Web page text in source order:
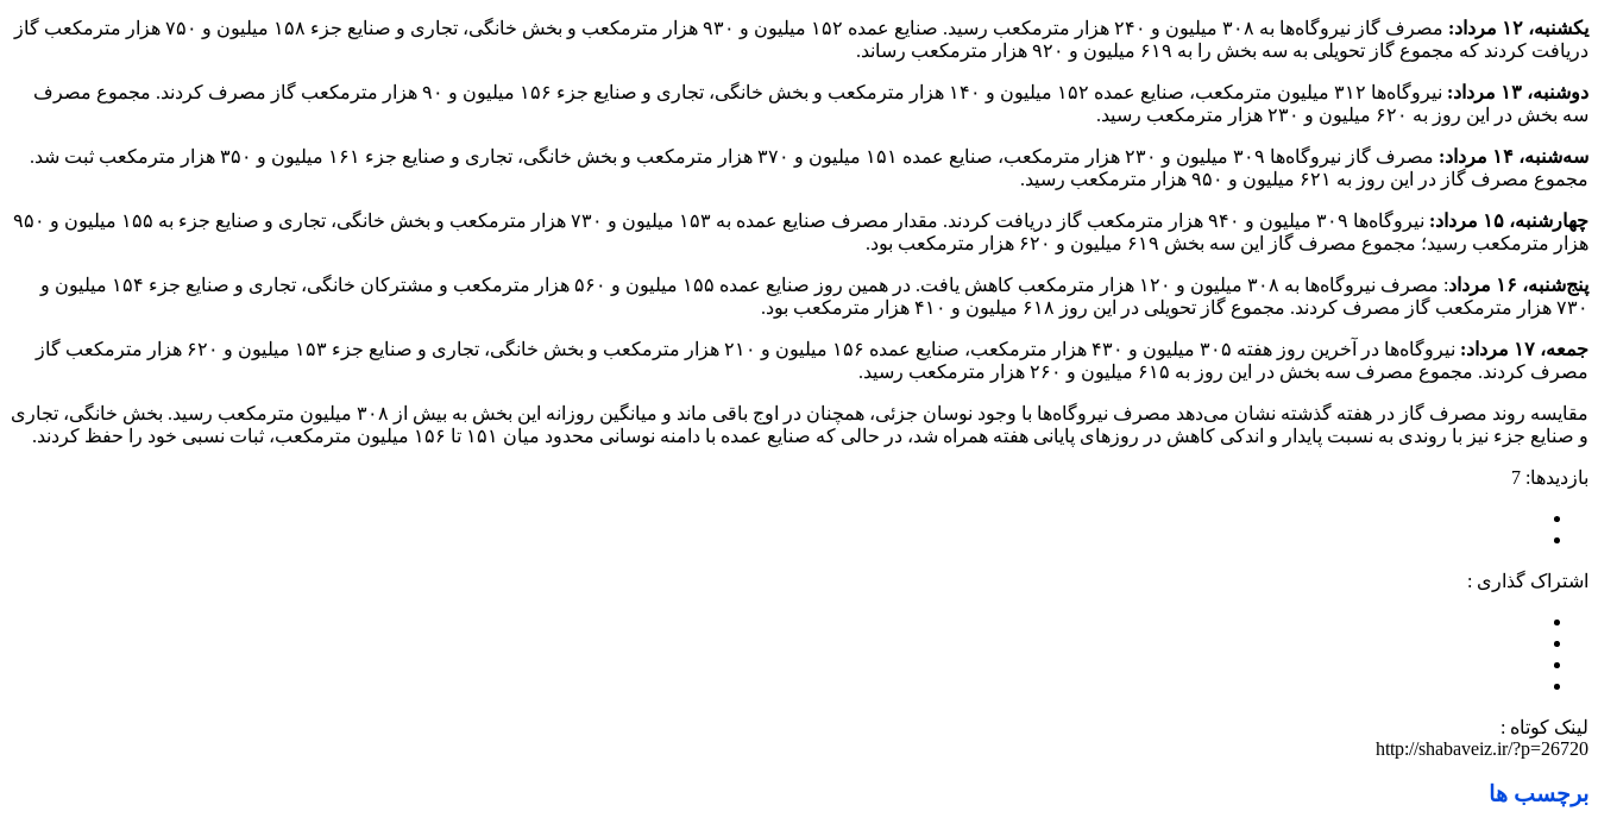
یکشنبه، ۱۲ مرداد:
مصرف گاز نیروگاه‌ها به ۳۰۸ میلیون و ۲۴۰ هزار مترمکعب رسید. صنایع عمده ۱۵۲ میلیون و ۹۳۰ هزار مترمکعب و بخش خانگی، تجاری و صنایع جزء ۱۵۸ میلیون و ۷۵۰ هزار مترمکعب گاز
دریافت کردند که مجموع گاز تحویلی به سه بخش را به ۶۱۹ میلیون و ۹۲۰ هزار مترمکعب رساند.
دوشنبه، ۱۳ مرداد:
نیروگاه‌ها ۳۱۲ میلیون مترمکعب، صنایع عمده ۱۵۲ میلیون و ۱۴۰ هزار مترمکعب و بخش خانگی، تجاری و صنایع جزء ۱۵۶ میلیون و ۹۰ هزار مترمکعب گاز مصرف کردند. مجموع مصرف
سه بخش در این روز به ۶۲۰ میلیون و ۲۳۰ هزار مترمکعب رسید.
سه‌شنبه، ۱۴ مرداد:
مصرف گاز نیروگاه‌ها ۳۰۹ میلیون و ۲۳۰ هزار مترمکعب، صنایع عمده ۱۵۱ میلیون و ۳۷۰ هزار مترمکعب و بخش خانگی، تجاری و صنایع جزء ۱۶۱ میلیون و ۳۵۰ هزار مترمکعب ثبت شد.
مجموع مصرف گاز در این روز به ۶۲۱ میلیون و ۹۵۰ هزار مترمکعب رسید.
چهارشنبه، ۱۵ مرداد:
نیروگاه‌ها ۳۰۹ میلیون و ۹۴۰ هزار مترمکعب گاز دریافت کردند. مقدار مصرف صنایع عمده به ۱۵۳ میلیون و ۷۳۰ هزار مترمکعب و بخش خانگی، تجاری و صنایع جزء به ۱۵۵ میلیون و ۹۵۰
هزار مترمکعب رسید؛ مجموع مصرف گاز این سه بخش ۶۱۹ میلیون و ۶۲۰ هزار مترمکعب بود.
پنج‌شنبه، ۱۶ مرداد
: مصرف نیروگاه‌ها به ۳۰۸ میلیون و ۱۲۰ هزار مترمکعب کاهش یافت. در همین روز صنایع عمده ۱۵۵ میلیون و ۵۶۰ هزار مترمکعب و مشترکان خانگی، تجاری و صنایع جزء ۱۵۴ میلیون و
۷۳۰ هزار مترمکعب گاز مصرف کردند. مجموع گاز تحویلی در این روز ۶۱۸ میلیون و ۴۱۰ هزار مترمکعب بود.
جمعه، ۱۷ مرداد:
نیروگاه‌ها در آخرین روز هفته ۳۰۵ میلیون و ۴۳۰ هزار مترمکعب، صنایع عمده ۱۵۶ میلیون و ۲۱۰ هزار مترمکعب و بخش خانگی، تجاری و صنایع جزء ۱۵۳ میلیون و ۶۲۰ هزار مترمکعب گاز
مصرف کردند. مجموع مصرف سه بخش در این روز به ۶۱۵ میلیون و ۲۶۰ هزار مترمکعب رسید.
مقایسه روند مصرف گاز در هفته گذشته نشان می‌دهد مصرف نیروگاه‌ها با وجود نوسان جزئی، همچنان در اوج باقی ماند و میانگین روزانه این بخش به بیش از ۳۰۸ میلیون مترمکعب رسید. بخش خانگی، تجاری
و صنایع جزء نیز با روندی به نسبت پایدار و اندکی کاهش در روزهای پایانی هفته همراه شد، در حالی‌ که صنایع عمده با دامنه نوسانی محدود میان ۱۵۱ تا ۱۵۶ میلیون مترمکعب، ثبات نسبی خود را حفظ کردند.
بازدیدها: 7
اشتراک گذاری :
لینک کوتاه :
http://shabaveiz.ir/?p=26720
برچسب ها